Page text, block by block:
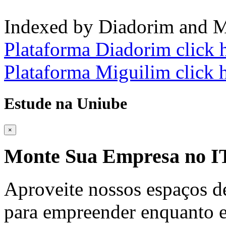
Indexed by Diadorim and
Plataforma Diadorim click
Plataforma Miguilim click
Estude na Uniube
×
Monte Sua Empresa no
Aproveite nossos espaços
para empreender enquanto